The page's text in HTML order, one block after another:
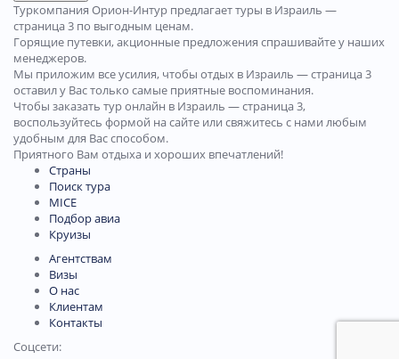
Туркомпания Орион-Интур предлагает туры в Израиль —
страница 3 по выгодным ценам.
Горящие путевки, акционные предложения спрашивайте у наших
менеджеров.
Мы приложим все усилия, чтобы отдых в Израиль — страница 3
оставил у Вас только самые приятные воспоминания.
Чтобы заказать тур онлайн в Израиль — страница 3,
воспользуйтесь формой на сайте или свяжитесь с нами любым
удобным для Вас способом.
Приятного Вам отдыха и хороших впечатлений!
Страны
Поиск тура
MICE
Подбор авиа
Круизы
Агентствам
Визы
О нас
Клиентам
Контакты
Соцсети: